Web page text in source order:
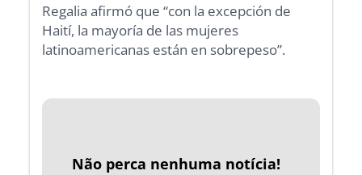
Regalia afirmó que “con la excepción de
Haití, la mayoría de las mujeres
latinoamericanas están en sobrepeso”.
Não perca nenhuma notícia!